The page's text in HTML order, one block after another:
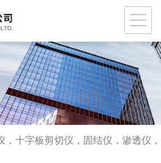
，十字板剪切仪，固结仪，渗透仪